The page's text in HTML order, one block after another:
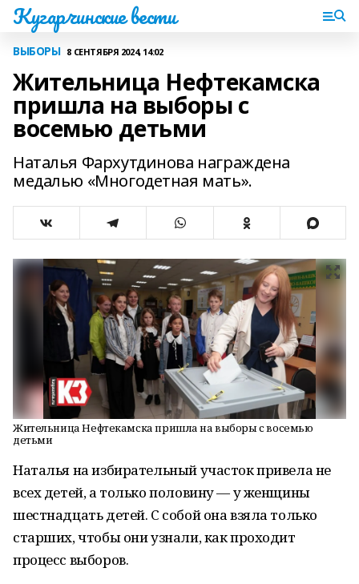
Кугарчинские вести
ВЫБОРЫ 8 СЕНТЯБРЯ 2024, 14:02
Жительница Нефтекамска
пришла на выборы с
восемью детьми
Наталья Фархутдинова награждена
медалью «Многодетная мать».
Жительница Нефтекамска пришла на выборы с восемью
детьми
Наталья на избирательный участок привела не
всех детей, а только половину — у женщины
шестнадцать детей. С собой она взяла только
старших, чтобы они узнали, как проходит
процесс выборов.